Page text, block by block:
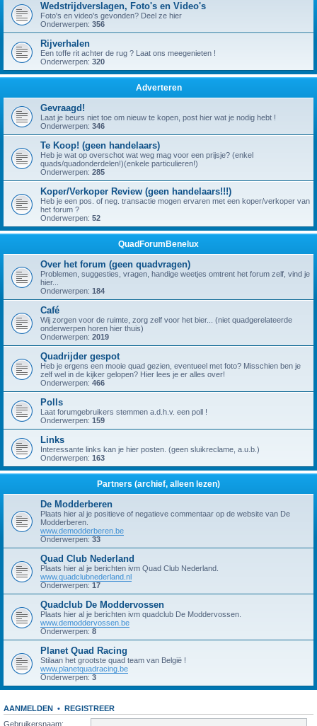
Wedstrijdverslagen, Foto's en Video's
Foto's en video's gevonden? Deel ze hier
Onderwerpen: 356
Rijverhalen
Een toffe rit achter de rug ? Laat ons meegenieten !
Onderwerpen: 320
Adverteren
Gevraagd!
Laat je beurs niet toe om nieuw te kopen, post hier wat je nodig hebt !
Onderwerpen: 346
Te Koop! (geen handelaars)
Heb je wat op overschot wat weg mag voor een prijsje? (enkel
quads/quadonderdelen!)(enkele particulieren!)
Onderwerpen: 285
Koper/Verkoper Review (geen handelaars!!!)
Heb je een pos. of neg. transactie mogen ervaren met een koper/verkoper van
het forum ?
Onderwerpen: 52
QuadForumBenelux
Over het forum (geen quadvragen)
Problemen, suggesties, vragen, handige weetjes omtrent het forum zelf, vind je
hier...
Onderwerpen: 184
Café
Wij zorgen voor de ruimte, zorg zelf voor het bier... (niet quadgerelateerde
onderwerpen horen hier thuis)
Onderwerpen: 2019
Quadrijder gespot
Heb je ergens een mooie quad gezien, eventueel met foto? Misschien ben je
zelf wel in de kijker gelopen? Hier lees je er alles over!
Onderwerpen: 466
Polls
Laat forumgebruikers stemmen a.d.h.v. een poll !
Onderwerpen: 159
Links
Interessante links kan je hier posten. (geen sluikreclame, a.u.b.)
Onderwerpen: 163
Partners (archief, alleen lezen)
De Modderberen
Plaats hier al je positieve of negatieve commentaar op de website van De
Modderberen.
www.demodderberen.be
Onderwerpen: 33
Quad Club Nederland
Plaats hier al je berichten ivm Quad Club Nederland.
www.quadclubnederland.nl
Onderwerpen: 17
Quadclub De Moddervossen
Plaats hier al je berichten ivm quadclub De Moddervossen.
www.demoddervossen.be
Onderwerpen: 8
Planet Quad Racing
Stilaan het grootste quad team van België !
www.planetquadracing.be
Onderwerpen: 3
AANMELDEN • REGISTREER
Gebruikersnaam: